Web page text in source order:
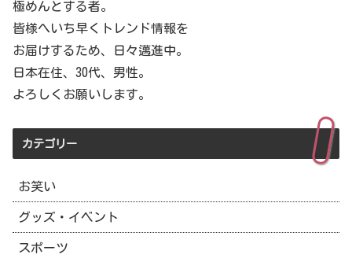
極めんとする者。
皆様へいち早くトレンド情報を
お届けするため、日々邁進中。
日本在住、30代、男性。
よろしくお願いします。
カテゴリー
お笑い
グッズ・イベント
スポーツ